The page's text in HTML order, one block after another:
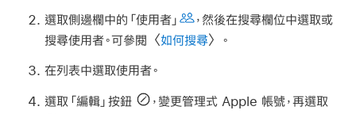
選取側邊欄中的「使用者」
，然後在搜尋欄位中選取或
搜尋使用者。可參閱〈如何搜尋〉。
在列表中選取使用者。
選取「編輯」按鈕 ，變更管理式 Apple 帳號 ，再選取